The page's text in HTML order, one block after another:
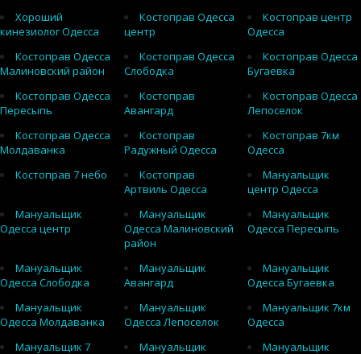
Хороший
кинезиолог Одесса
Костоправ Одесса
центр
Костоправ центр
Одесса
Костоправ Одесса
Малиновский район
Костоправ Одесса
Слободка
Костоправ Одесса
Бугаевка
Костоправ Одесса
Пересыпь
Костоправ
Авангард
Костоправ Одесса
Лепоселок
Костоправ Одесса
Молдаванка
Костоправ
Радужный Одесса
Костоправ 7км
Одесса
Костоправ 7 небо
Костоправ
Артвиль Одесса
Мануальщик
центр Одесса
Мануальщик
Одесса центр
Мануальщик
Одесса Малиновский
район
Мануальщик
Одесса Пересыпь
Мануальщик
Одесса Слободка
Мануальщик
Авангард
Мануальщик
Одесса Бугаевка
Мануальщик
Одесса Молдаванка
Мануальщик
Одесса Лепоселок
Мануальщик 7км
Одесса
Мануальщик 7
Мануальщик
Мануальщик